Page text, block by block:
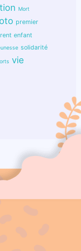
Mort
premier
enfant
solidarité
vie